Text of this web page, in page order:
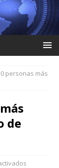
personas más
de